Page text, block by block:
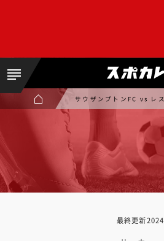
サウザンプトンFC vs レ
最終更新